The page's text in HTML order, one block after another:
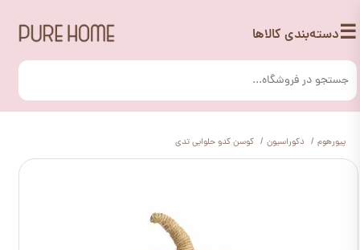
☰دسته‌بندی کالاها
پیورهوم دکوراسیون کوسن کدو حلوایی تدی